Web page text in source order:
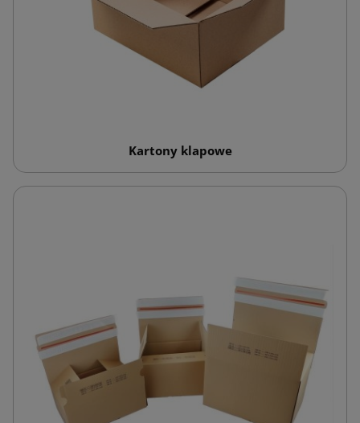
Kartony klapowe